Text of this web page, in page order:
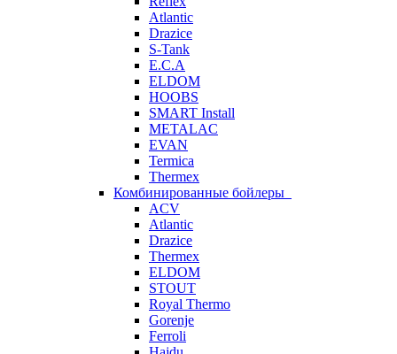
Atlantic
Drazice
S-Tank
E.C.A
ELDOM
HOOBS
SMART Install
METALAC
EVAN
Termica
Thermex
Комбинированные бойлеры
ACV
Atlantic
Drazice
Thermex
ELDOM
STOUT
Royal Thermo
Gorenje
Ferroli